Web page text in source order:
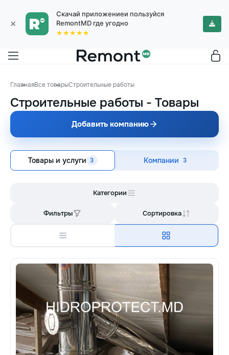
×
Скачай приложениеи пользуйся
RemontMD где угодно
★★★★★
ГлавнаяВсе товарыСтроительные работы
Строительные работы - Товары
Добавить компанию
Товары и услуги 3 Компании 3
Категории
Фильтры Сортировка